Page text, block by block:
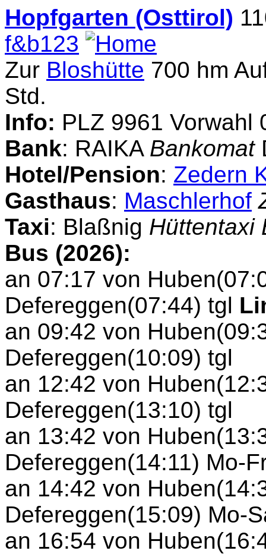
Hopfgarten (Osttirol)
f&b123
Zur Bloshütte 700 hm
Std.
Info: PLZ 9961 Vorwahl
Bank: RAIKA Bankomat
Hotel/Pension: Zedern
Gasthaus: Maschlerhof
Taxi: Blaßnig Hüttentaxi
Bus (2026):
an 07:17 von
Defereggen(07:44) tgl
an 09:42 von
Defereggen(10:09) tgl
an 12:42 von
Defereggen(13:10) tgl
an 13:42 von
Defereggen(14:11) Mo-
an 14:42 von
Defereggen(15:09) Mo-
an 16:54 von